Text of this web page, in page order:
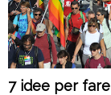
7 idee per